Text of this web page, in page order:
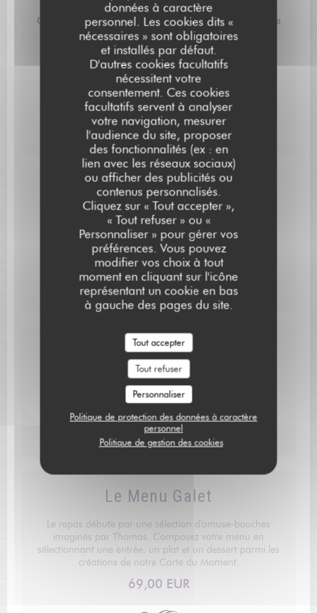
données à caractère
personnel. Les cookies dits «
nécessaires » sont obligatoires
et installés par défaut.
D'autres cookies facultatifs
nécessitent votre
consentement. Ces cookies
facultatifs servent à analyser
votre navigation, mesurer
l'audience du site, proposer
des fonctionnalités (ex : en
lien avec les réseaux sociaux)
ou afficher des publicités ou
contenus personnalisés.
Cliquez sur « Tout accepter »,
« Tout refuser » ou «
Personnaliser » pour gérer vos
préférences. Vous pouvez
modifier vos choix à tout
moment en cliquant sur l'icône
représentant un cookie en bas
à gauche des pages du site.
Tout accepter
Tout refuser
Personnaliser
Politique de protection des données à caractère
personnel
Politique de gestion des cookies
Chocolat Millot en crémeux et en mousse, fraîcheur de
citron vert,
praliné grué de cacao et noix de cajou, sorbet poivron
Corne de Taureaux rôti.
L'aBricot confit et sa compotée gélifiée.
crémeux cardamome verte, biscuit joconde, sorbet
fenouil.
Carte Cadeau
Pour faire plaisir à un proche, offrez un bon cadeau.
Montant libre ou formule définie, nous vous proposons
une expérience sur-mesure. N’hésitez pas à nous
contacter.
La Cave
Environ 550 vignobles Français. N'hésitez pas à me
contacter par mail pour un envoi de ce livre afin de le
consulter avant votre venue.
Le Menu Galet
Le repas débute par une sélection d'amuse-bouches
imaginés par Thomas. Composez votre menu en
sélectionnant une entrée, un plat et un dessert parmi les
créations de notre Carte du Moment.
69,00 EUR
L'AUBERGE SAINT JEAN